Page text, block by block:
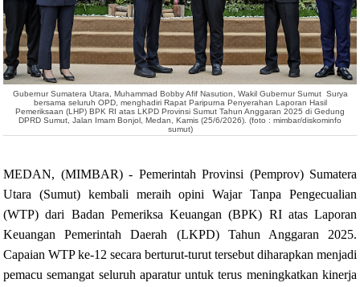
Gubernur Sumatera Utara, Muhammad Bobby Afif Nasution, Wakil Gubernur Sumut Surya
bersama seluruh OPD, menghadiri Rapat Paripurna Penyerahan Laporan Hasil
Pemeriksaan (LHP) BPK RI atas LKPD Provinsi Sumut Tahun Anggaran 2025 di Gedung
DPRD Sumut, Jalan Imam Bonjol, Medan, Kamis (25/6/2026). (foto : mimbar/diskominfo
sumut)
MEDAN, (MIMBAR) - Pemerintah Provinsi (Pemprov) Sumatera
Utara (Sumut) kembali meraih opini Wajar Tanpa Pengecualian
(WTP) dari Badan Pemeriksa Keuangan (BPK) RI atas Laporan
Keuangan Pemerintah Daerah (LKPD) Tahun Anggaran 2025.
Capaian WTP ke-12 secara berturut-turut tersebut diharapkan menjadi
pemacu semangat seluruh aparatur untuk terus meningkatkan kinerja